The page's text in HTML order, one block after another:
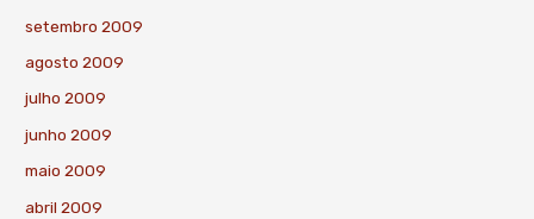
setembro 2009
agosto 2009
julho 2009
junho 2009
maio 2009
abril 2009